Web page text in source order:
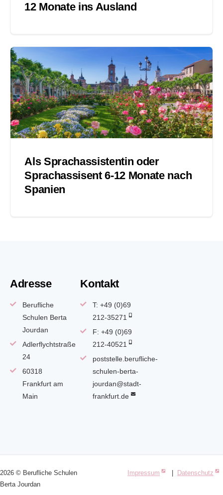
12 Monate ins Ausland
Als Sprachassistentin oder
Sprachassisent 6-12 Monate nach
Spanien
Adresse
Berufliche
Schulen Berta
Jourdan
Adlerflychtstraße
24
60318
Frankfurt am
Main
Kontakt
T: +49 (0)69
212-35271
F: +49 (0)69
212-40521
poststelle.berufliche-
schulen-berta-
jourdan@stadt-
frankfurt.de
2026 © Berufliche Schulen
Berta Jourdan
Impressum
Datenschutz